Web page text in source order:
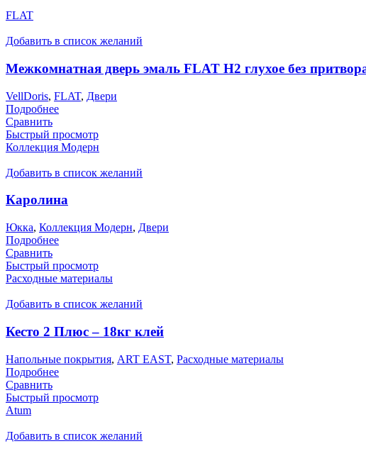
FLAT
Добавить в список желаний
Межкомнатная дверь эмаль FLAT H2 глухое без
VellDoris, FLAT, Двери
Подробнее
Сравнить
Быстрый просмотр
Коллекция Модерн
Добавить в список желаний
Каролина
Юкка, Коллекция Модерн, Двери
Подробнее
Сравнить
Быстрый просмотр
Расходные материалы
Добавить в список желаний
Кесто 2 Плюс – 18кг клей
Напольные покрытия, ART EAST, Расходные материалы
Подробнее
Сравнить
Быстрый просмотр
Atum
Добавить в список желаний